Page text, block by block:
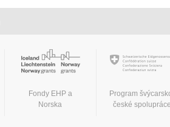
Fondy EHP a
Norska
Program
české